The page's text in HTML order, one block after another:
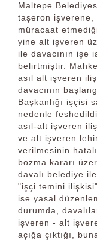
Maltepe
taşeron işverene,
müracaat
yine alt işveren
ile davacının işe
belirtmiştir.
asıl alt işveren
davacının
Başkanlığı işçisi
nedenle
asıl-alt işveren
ve alt işveren
verilmesinin
bozma kararı
davalı belediye
"işçi temini
ise yasal
durumda,
işveren - alt
açığa çıktığı,